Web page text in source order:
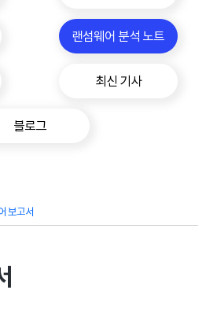
랜섬웨어 분석 노트
최신 기사
블로그
보고서